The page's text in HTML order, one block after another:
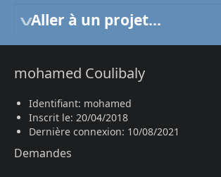
Aller à un projet...
mohamed Coulibaly
Identifiant: mohamed
Inscrit le: 20/04/2018
Dernière connexion: 10/08/2021
Demandes